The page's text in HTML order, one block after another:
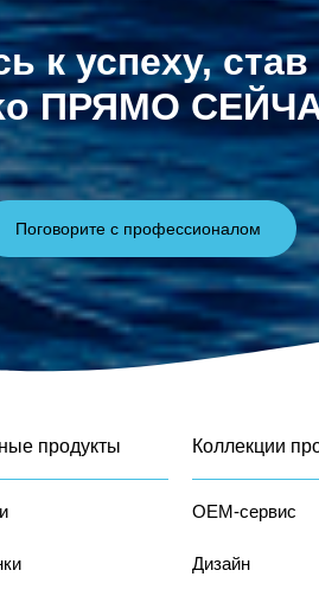
к успеху,
ПРЯМО
Поговорите с профессионалом
продукты Коллекции
OEM-сервис
Дизайн